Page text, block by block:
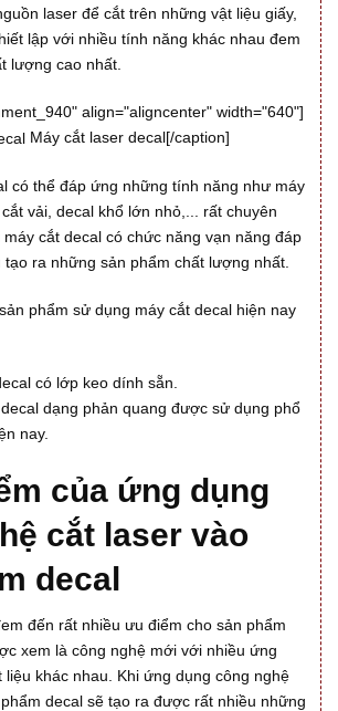
laser để cắt trên những vật liệu giấy,
lập với nhiều tính năng khác nhau đem
lượng cao nhất.
align="aligncenter" width="640"]
Máy cắt laser decal[/caption]
có thể đáp ứng những tính năng như máy
vải, decal khổ lớn nhỏ,... rất chuyên
cắt decal có chức năng vạn năng đáp
ra những sản phẩm chất lượng nhất.
phẩm sử dụng máy cắt decal hiện nay
có lớp keo dính sẵn.
dạng phản quang được sử dụng phổ
nay.
của ứng dụng
cắt laser vào
decal
đến rất nhiều ưu điểm cho sản phẩm
xem là công nghệ mới với nhiều ứng
liệu khác nhau. Khi ứng dụng công nghệ
decal sẽ tạo ra được rất nhiều những